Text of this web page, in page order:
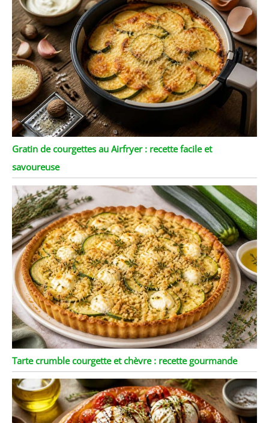
Gratin de courgettes au Airfryer : recette facile et
savoureuse
Tarte crumble courgette et chèvre : recette gourmande